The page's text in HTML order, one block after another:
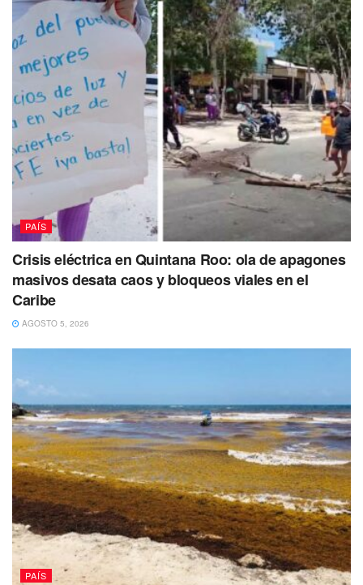
PAÍS
Crisis eléctrica en Quintana Roo: ola de apagones
masivos desata caos y bloqueos viales en el
Caribe
AGOSTO 5, 2026
PAÍS